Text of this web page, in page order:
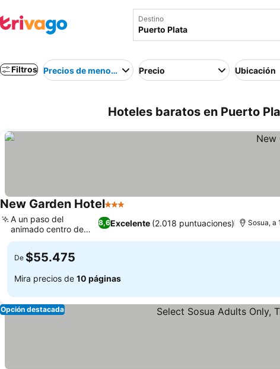
Destino
Filtros Precios de menor a mayorPrecio Ubicación
Hoteles baratos en Puerto
New Garden Hotel3 Estrellas
8,6Excelente (2.018 puntuaciones)
A un paso del
animado centro de
Sosúa
Sosua, a
De $55.475
Mira precios de 10 páginas
Opción destacada